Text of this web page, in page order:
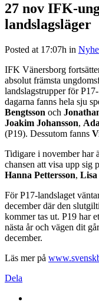
27 nov IFK-
landslagsläger
Posted at 17:07h in
IFK Vänersborg
absolut främsta
landslagstrupper för
dagarna fanns hela sju
Bengtsson och
Joakim Johansson,
(P19). Dessutom fanns
Tidigare i november har
chansen att visa upp sig
Hanna Pettersson, Lisa
För P17-landslaget
december där den
kommer tas ut. P19 har
nästa år och vägen dit
december.
Läs mer på
Dela